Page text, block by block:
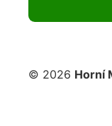
© 2026 Horní